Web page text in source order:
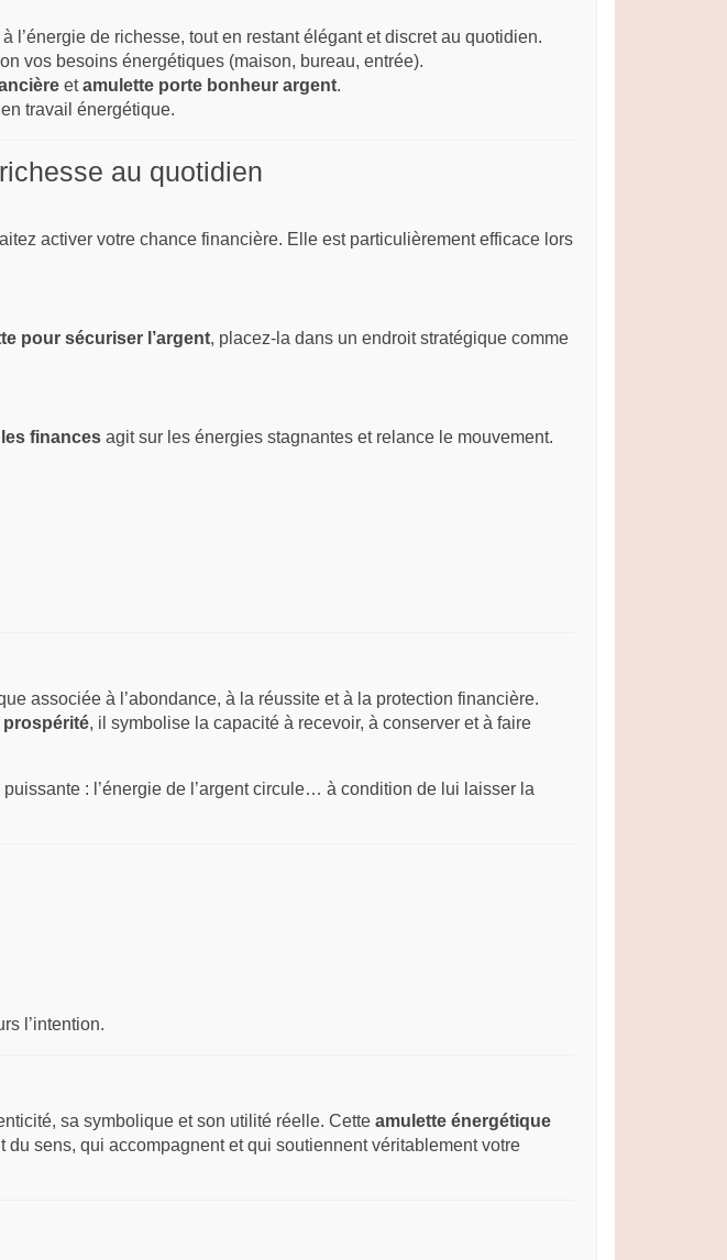
l’énergie de richesse, tout en restant élégant et discret au quotidien.
vos besoins énergétiques (maison, bureau, entrée).
etamulette porte bonheur argent.
travail énergétique.
au quotidien
activer votre chance financière. Elle est particulièrement efficace lors
pour sécuriser l’argent, placez-la dans un endroit stratégique comme
finances agit sur les énergies stagnantes et relance le mouvement.
associée à l’abondance, à la réussite et à la protection financière.
, il symbolise la capacité à recevoir, à conserver et à faire
: l’énergie de l’argent circule… à condition de lui laisser la
l’intention.
sa symbolique et son utilité réelle. Cette amulette énergétique
sens, qui accompagnent et qui soutiennent véritablement votre